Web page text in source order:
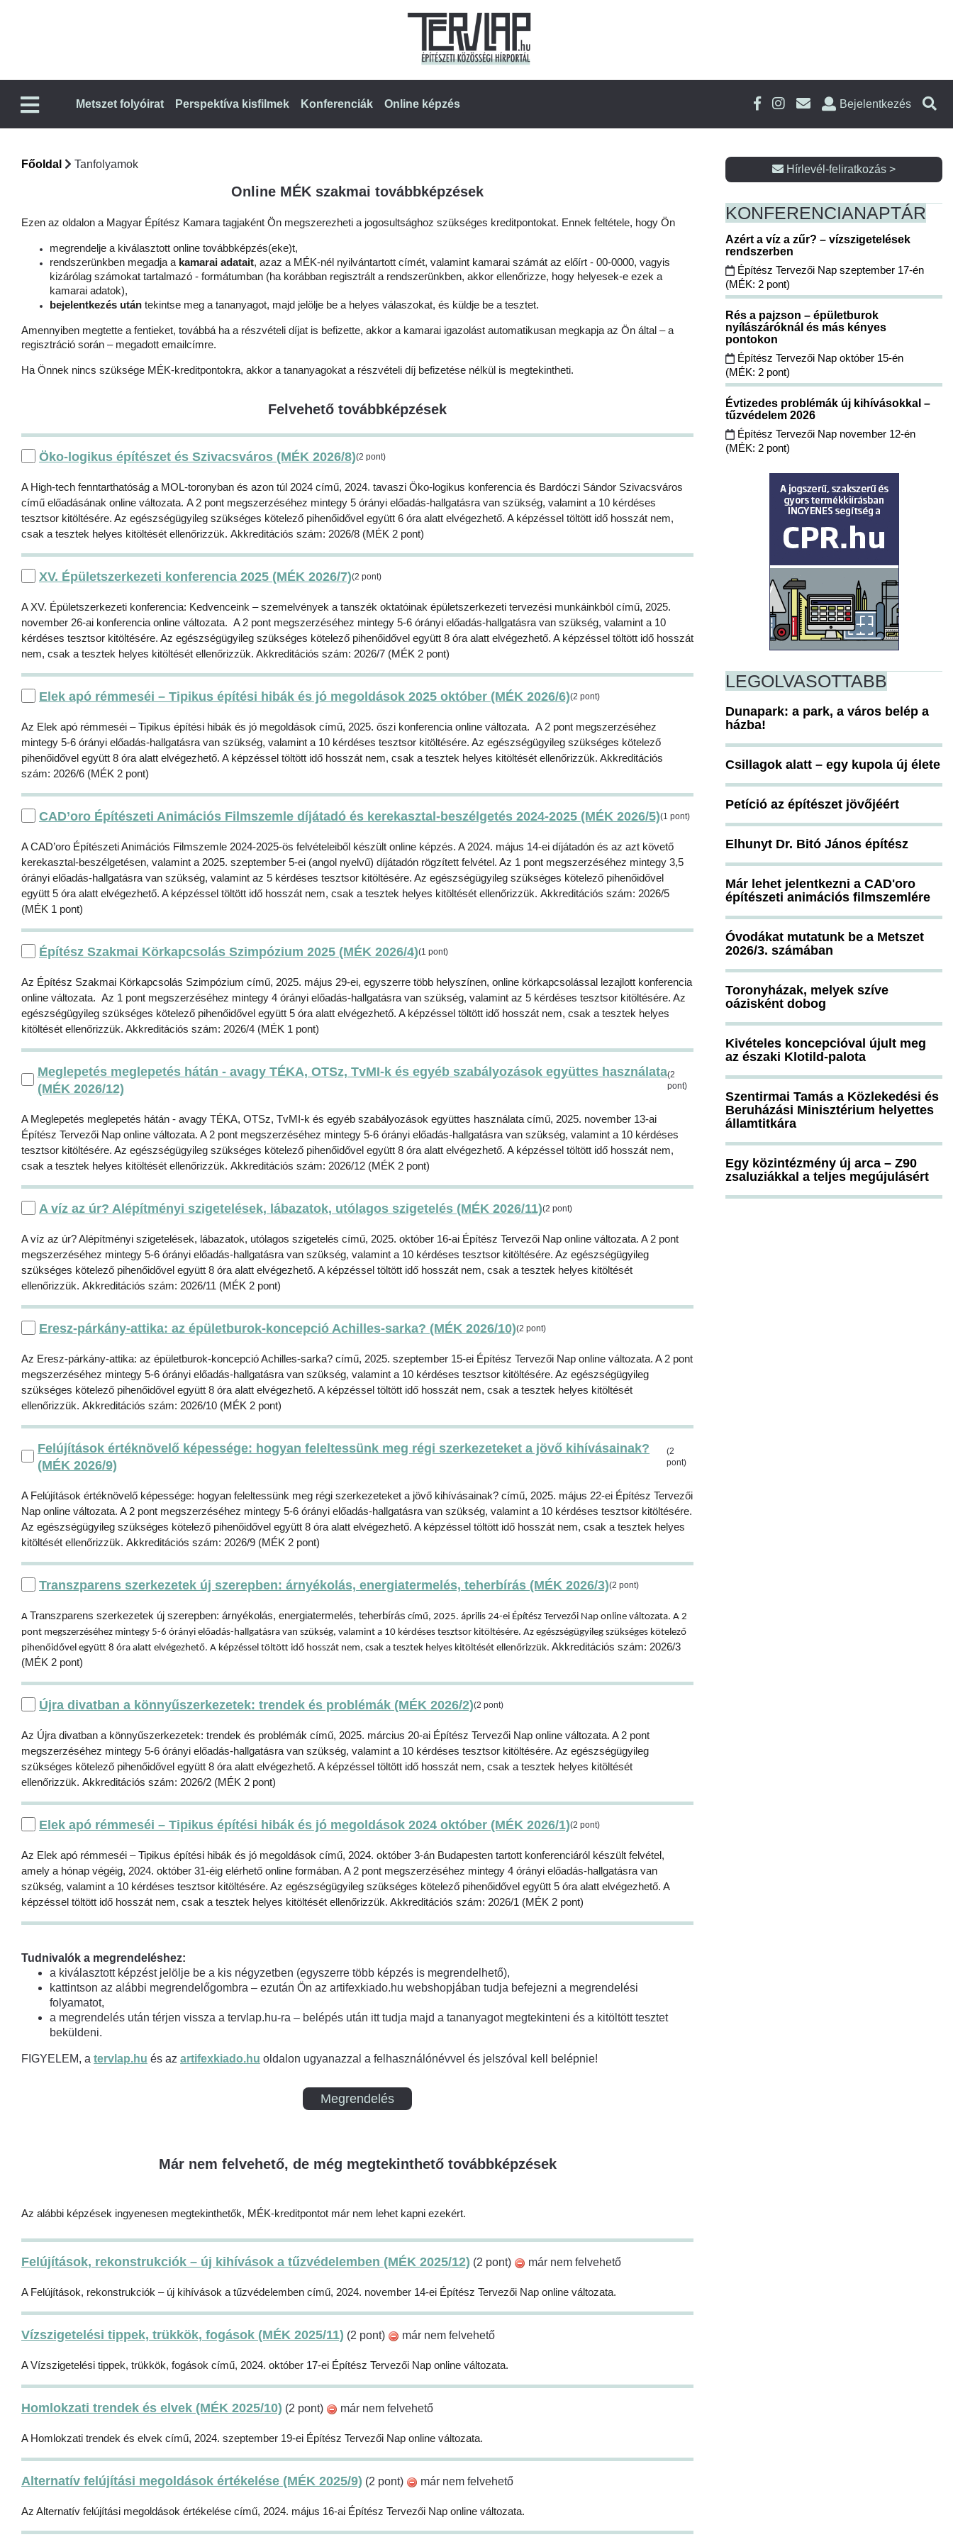
Metszet folyóirat Perspektíva kisfilmek Konferenciák Online képzés Bejelentkezés
Főoldal Tanfolyamok
Online MÉK szakmai továbbképzések
Ezen az oldalon a Magyar Építész Kamara tagjaként Ön megszerezheti a jogosultsághoz szükséges kreditpontokat. Ennek feltétele, hogy Ön
megrendelje a kiválasztott online továbbképzés(eke)t,
rendszerünkben megadja a kamarai adatait, azaz a MÉK-nél nyilvántartott címét, valamint kamarai számát az előírt - 00-0000, vagyis
kizárólag számokat tartalmazó - formátumban (ha korábban regisztrált a rendszerünkben, akkor ellenőrizze, hogy helyesek-e ezek a
kamarai adatok),
bejelentkezés után tekintse meg a tananyagot, majd jelölje be a helyes válaszokat, és küldje be a tesztet.
Amennyiben megtette a fentieket, továbbá ha a részvételi díjat is befizette, akkor a kamarai igazolást automatikusan megkapja az Ön által – a
regisztráció során – megadott emailcímre.
Ha Önnek nincs szüksége MÉK-kreditpontokra, akkor a tananyagokat a részvételi díj befizetése nélkül is megtekintheti.
Felvehető továbbképzések
Öko-logikus építészet és Szivacsváros (MÉK 2026/8)(2 pont)
A High-tech fenntarthatóság a MOL-toronyban és azon túl 2024 című, 2024. tavaszi Öko-logikus konferencia és Bardóczi Sándor Szivacsváros
című előadásának online változata. A 2 pont megszerzéséhez mintegy 5 órányi előadás-hallgatásra van szükség, valamint a 10 kérdéses
tesztsor kitöltésére. Az egészségügyileg szükséges kötelező pihenőidővel együtt 6 óra alatt elvégezhető. A képzéssel töltött idő hosszát nem,
csak a tesztek helyes kitöltését ellenőrizzük. Akkreditációs szám: 2026/8 (MÉK 2 pont)
XV. Épületszerkezeti konferencia 2025 (MÉK 2026/7)(2 pont)
A XV. Épületszerkezeti konferencia: Kedvenceink – szemelvények a tanszék oktatóinak épületszerkezeti tervezési munkáinkból című, 2025.
november 26-ai konferencia online változata. A 2 pont megszerzéséhez mintegy 5-6 órányi előadás-hallgatásra van szükség, valamint a 10
kérdéses tesztsor kitöltésére. Az egészségügyileg szükséges kötelező pihenőidővel együtt 8 óra alatt elvégezhető. A képzéssel töltött idő hosszát
nem, csak a tesztek helyes kitöltését ellenőrizzük. Akkreditációs szám: 2026/7 (MÉK 2 pont)
Elek apó rémmeséi – Tipikus építési hibák és jó megoldások 2025 október (MÉK 2026/6)(2 pont)
Az Elek apó rémmeséi – Tipikus építési hibák és jó megoldások című, 2025. őszi konferencia online változata. A 2 pont megszerzéséhez
mintegy 5-6 órányi előadás-hallgatásra van szükség, valamint a 10 kérdéses tesztsor kitöltésére. Az egészségügyileg szükséges kötelező
pihenőidővel együtt 8 óra alatt elvégezhető. A képzéssel töltött idő hosszát nem, csak a tesztek helyes kitöltését ellenőrizzük. Akkreditációs
szám: 2026/6 (MÉK 2 pont)
CAD’oro Építészeti Animációs Filmszemle díjátadó és kerekasztal-beszélgetés 2024-2025 (MÉK 2026/5)(1 pont)
A CAD’oro Építészeti Animációs Filmszemle 2024-2025-ös felvételeiből készült online képzés. A 2024. május 14-ei díjátadón és az azt követő
kerekasztal-beszélgetésen, valamint a 2025. szeptember 5-ei (angol nyelvű) díjátadón rögzített felvétel. Az 1 pont megszerzéséhez mintegy 3,5
órányi előadás-hallgatásra van szükség, valamint az 5 kérdéses tesztsor kitöltésére. Az egészségügyileg szükséges kötelező pihenőidővel
együtt 5 óra alatt elvégezhető. A képzéssel töltött idő hosszát nem, csak a tesztek helyes kitöltését ellenőrizzük. Akkreditációs szám: 2026/5
(MÉK 1 pont)
Építész Szakmai Körkapcsolás Szimpózium 2025 (MÉK 2026/4)(1 pont)
Az Építész Szakmai Körkapcsolás Szimpózium című, 2025. május 29-ei, egyszerre több helyszínen, online körkapcsolással lezajlott konferencia
online változata. Az 1 pont megszerzéséhez mintegy 4 órányi előadás-hallgatásra van szükség, valamint az 5 kérdéses tesztsor kitöltésére. Az
egészségügyileg szükséges kötelező pihenőidővel együtt 5 óra alatt elvégezhető. A képzéssel töltött idő hosszát nem, csak a tesztek helyes
kitöltését ellenőrizzük. Akkreditációs szám: 2026/4 (MÉK 1 pont)
Meglepetés meglepetés hátán - avagy TÉKA, OTSz, TvMI-k és egyéb szabályozások együttes használata
(MÉK 2026/12)
(2
pont)
A Meglepetés meglepetés hátán - avagy TÉKA, OTSz, TvMI-k és egyéb szabályozások együttes használata című, 2025. november 13-ai
Építész Tervezői Nap online változata. A 2 pont megszerzéséhez mintegy 5-6 órányi előadás-hallgatásra van szükség, valamint a 10 kérdéses
tesztsor kitöltésére. Az egészségügyileg szükséges kötelező pihenőidővel együtt 8 óra alatt elvégezhető. A képzéssel töltött idő hosszát nem,
csak a tesztek helyes kitöltését ellenőrizzük. Akkreditációs szám: 2026/12 (MÉK 2 pont)
A víz az úr? Alépítményi szigetelések, lábazatok, utólagos szigetelés (MÉK 2026/11)(2 pont)
A víz az úr? Alépítményi szigetelések, lábazatok, utólagos szigetelés című, 2025. október 16-ai Építész Tervezői Nap online változata. A 2 pont
megszerzéséhez mintegy 5-6 órányi előadás-hallgatásra van szükség, valamint a 10 kérdéses tesztsor kitöltésére. Az egészségügyileg
szükséges kötelező pihenőidővel együtt 8 óra alatt elvégezhető. A képzéssel töltött idő hosszát nem, csak a tesztek helyes kitöltését
ellenőrizzük. Akkreditációs szám: 2026/11 (MÉK 2 pont)
Eresz-párkány-attika: az épületburok-koncepció Achilles-sarka? (MÉK 2026/10)(2 pont)
Az Eresz-párkány-attika: az épületburok-koncepció Achilles-sarka? című, 2025. szeptember 15-ei Építész Tervezői Nap online változata. A 2 pont
megszerzéséhez mintegy 5-6 órányi előadás-hallgatásra van szükség, valamint a 10 kérdéses tesztsor kitöltésére. Az egészségügyileg
szükséges kötelező pihenőidővel együtt 8 óra alatt elvégezhető. A képzéssel töltött idő hosszát nem, csak a tesztek helyes kitöltését
ellenőrizzük. Akkreditációs szám: 2026/10 (MÉK 2 pont)
Felújítások értéknövelő képessége: hogyan feleltessünk meg régi szerkezeteket a jövő kihívásainak?
(MÉK 2026/9)
(2
pont)
A Felújítások értéknövelő képessége: hogyan feleltessünk meg régi szerkezeteket a jövő kihívásainak? című, 2025. május 22-ei Építész Tervezői
Nap online változata. A 2 pont megszerzéséhez mintegy 5-6 órányi előadás-hallgatásra van szükség, valamint a 10 kérdéses tesztsor kitöltésére.
Az egészségügyileg szükséges kötelező pihenőidővel együtt 8 óra alatt elvégezhető. A képzéssel töltött idő hosszát nem, csak a tesztek helyes
kitöltését ellenőrizzük. Akkreditációs szám: 2026/9 (MÉK 2 pont)
Transzparens szerkezetek új szerepben: árnyékolás, energiatermelés, teherbírás (MÉK 2026/3)(2 pont)
A Transzparens szerkezetek új szerepben: árnyékolás, energiatermelés, teherbírás című, 2025. április 24-ei Építész Tervezői Nap online változata. A 2
pont megszerzéséhez mintegy 5-6 órányi előadás-hallgatásra van szükség, valamint a 10 kérdéses tesztsor kitöltésére. Az egészségügyileg szükséges kötelező
pihenőidővel együtt 8 óra alatt elvégezhető. A képzéssel töltött idő hosszát nem, csak a tesztek helyes kitöltését ellenőrizzük. Akkreditációs szám: 2026/3
(MÉK 2 pont)
Újra divatban a könnyűszerkezetek: trendek és problémák (MÉK 2026/2)(2 pont)
Az Újra divatban a könnyűszerkezetek: trendek és problémák című, 2025. március 20-ai Építész Tervezői Nap online változata. A 2 pont
megszerzéséhez mintegy 5-6 órányi előadás-hallgatásra van szükség, valamint a 10 kérdéses tesztsor kitöltésére. Az egészségügyileg
szükséges kötelező pihenőidővel együtt 8 óra alatt elvégezhető. A képzéssel töltött idő hosszát nem, csak a tesztek helyes kitöltését
ellenőrizzük. Akkreditációs szám: 2026/2 (MÉK 2 pont)
Elek apó rémmeséi – Tipikus építési hibák és jó megoldások 2024 október (MÉK 2026/1)(2 pont)
Az Elek apó rémmeséi – Tipikus építési hibák és jó megoldások című, 2024. október 3-án Budapesten tartott konferenciáról készült felvétel,
amely a hónap végéig, 2024. október 31-éig elérhető online formában. A 2 pont megszerzéséhez mintegy 4 órányi előadás-hallgatásra van
szükség, valamint a 10 kérdéses tesztsor kitöltésére. Az egészségügyileg szükséges kötelező pihenőidővel együtt 5 óra alatt elvégezhető. A
képzéssel töltött idő hosszát nem, csak a tesztek helyes kitöltését ellenőrizzük. Akkreditációs szám: 2026/1 (MÉK 2 pont)
Tudnivalók a megrendeléshez:
a kiválasztott képzést jelölje be a kis négyzetben (egyszerre több képzés is megrendelhető),
kattintson az alábbi megrendelőgombra – ezután Ön az artifexkiado.hu webshopjában tudja befejezni a megrendelési
folyamatot,
a megrendelés után térjen vissza a tervlap.hu-ra – belépés után itt tudja majd a tananyagot megtekinteni és a kitöltött tesztet
beküldeni.
FIGYELEM, a tervlap.hu és az artifexkiado.hu oldalon ugyanazzal a felhasználónévvel és jelszóval kell belépnie!
Megrendelés
Már nem felvehető, de még megtekinthető továbbképzések
Az alábbi képzések ingyenesen megtekinthetők, MÉK-kreditpontot már nem lehet kapni ezekért.
Felújítások, rekonstrukciók – új kihívások a tűzvédelemben (MÉK 2025/12) (2 pont) már nem felvehető
A Felújítások, rekonstrukciók – új kihívások a tűzvédelemben című, 2024. november 14-ei Építész Tervezői Nap online változata.
Vízszigetelési tippek, trükkök, fogások (MÉK 2025/11) (2 pont) már nem felvehető
A Vízszigetelési tippek, trükkök, fogások című, 2024. október 17-ei Építész Tervezői Nap online változata.
Homlokzati trendek és elvek (MÉK 2025/10) (2 pont) már nem felvehető
A Homlokzati trendek és elvek című, 2024. szeptember 19-ei Építész Tervezői Nap online változata.
Alternatív felújítási megoldások értékelése (MÉK 2025/9) (2 pont) már nem felvehető
Az Alternatív felújítási megoldások értékelése című, 2024. május 16-ai Építész Tervezői Nap online változata.
Hírlevél-feliratkozás >
KONFERENCIANAPTÁR
Azért a víz a zűr? – vízszigetelések
rendszerben
Építész Tervezői Nap szeptember 17-én
(MÉK: 2 pont)
Rés a pajzson – épületburok
nyílászáróknál és más kényes
pontokon
Építész Tervezői Nap október 15-én
(MÉK: 2 pont)
Évtizedes problémák új kihívásokkal –
tűzvédelem 2026
Építész Tervezői Nap november 12-én
(MÉK: 2 pont)
LEGOLVASOTTABB
Dunapark: a park, a város belép a
házba!
Csillagok alatt – egy kupola új élete
Petíció az építészet jövőjéért
Elhunyt Dr. Bitó János építész
Már lehet jelentkezni a CAD'oro
építészeti animációs filmszemlére
Óvodákat mutatunk be a Metszet
2026/3. számában
Toronyházak, melyek szíve
oázisként dobog
Kivételes koncepcióval újult meg
az északi Klotild-palota
Szentirmai Tamás a Közlekedési és
Beruházási Minisztérium helyettes
államtitkára
Egy közintézmény új arca – Z90
zsaluziákkal a teljes megújulásért